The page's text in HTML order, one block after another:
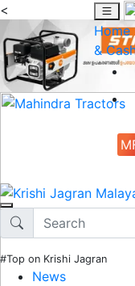
<
Home
&
#Top on Krishi Jagran
News